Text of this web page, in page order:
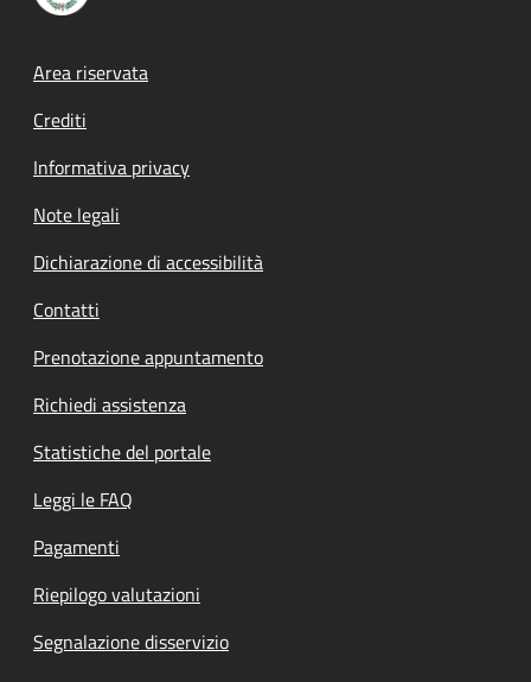
Footer menu
Area riservata
Crediti
Informativa privacy
Note legali
Dichiarazione di accessibilità
Contatti
Prenotazione appuntamento
Richiedi assistenza
Statistiche del portale
Leggi le FAQ
Pagamenti
Riepilogo valutazioni
Segnalazione disservizio